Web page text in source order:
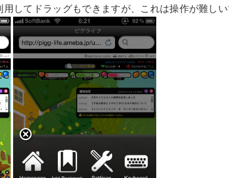
してドラッグもできますが、これは操作が難しい